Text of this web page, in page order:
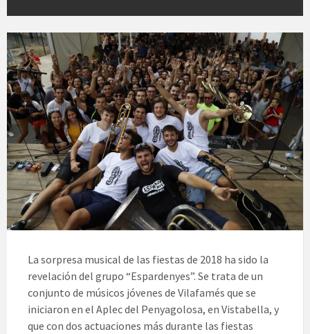
La sorpresa musical de las fiestas de 2018 ha sido la
revelación del grupo “Espardenyes”. Se trata de un
conjunto de músicos jóvenes de Vilafamés que se
iniciaron en el Aplec del Penyagolosa, en Vistabella, y
que con dos actuaciones más durante las fiestas